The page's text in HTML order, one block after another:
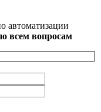
автоматизации
всем вопросам